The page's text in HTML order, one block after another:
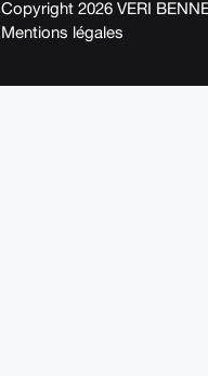
Copyright 2026 VERI
Mentions légales